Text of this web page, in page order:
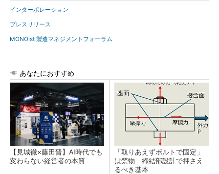
インターポレーション
プレスリリース
MONOist 製造マネジメントフォーラム
あなたにおすすめ
【見城徹×藤田晋】AI時代でも
変わらない経営者の本質
「取りあえずボルトで固定」
は禁物 締結部設計で押さえ
るべき基本